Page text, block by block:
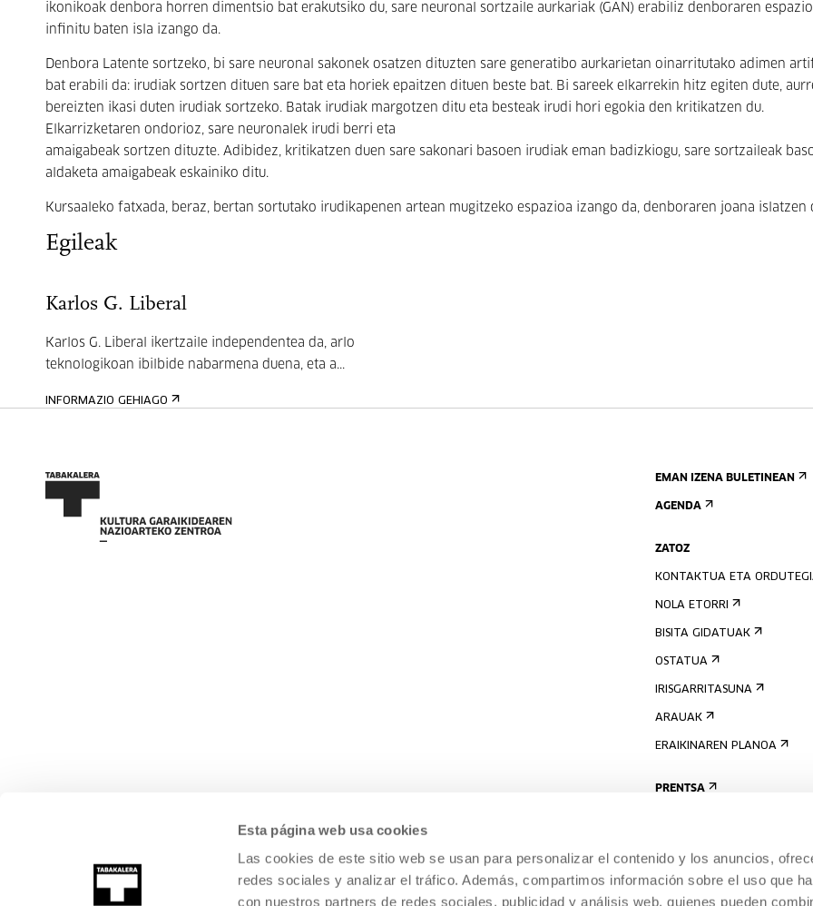
Esta página web usa cookies
Las cookies de este sitio web se usan para personalizar el contenido y los anuncios,
redes sociales y analizar el tráfico. Además, compartimos información sobre el uso que
con nuestros partners de redes sociales, publicidad y análisis web, quienes pueden
ikonikoak denbora horren dimentsio bat erakutsiko du, sare neuronal sortzaile aurkariak (GAN) erabiliz denboraren espazio
infinitu baten isla izango da.
Denbora Latente sortzeko, bi sare neuronal sakonek osatzen dituzten sare generatibo aurkarietan oinarritutako adimen
bat erabili da: irudiak sortzen dituen sare bat eta horiek epaitzen dituen beste bat. Bi sareek elkarrekin hitz egiten dute,
bereizten ikasi duten irudiak sortzeko. Batak irudiak margotzen ditu eta besteak irudi hori egokia den kritikatzen du.
Elkarrizketaren ondorioz, sare neuronalek irudi berri eta
amaigabeak sortzen dituzte. Adibidez, kritikatzen duen sare sakonari basoen irudiak eman badizkiogu, sare sortzaileak
aldaketa amaigabeak eskainiko ditu.
Kursaaleko fatxada, beraz, bertan sortutako irudikapenen artean mugitzeko espazioa izango da, denboraren joana islatzen
Egileak
Karlos G. Liberal
Karlos G. Liberal ikertzaile independentea da, arlo
teknologikoan ibilbide nabarmena duena, eta a...
INFORMAZIO GEHIAGO
EMAN IZENA BULETINEAN
AGENDA
ZATOZ
KONTAKTUA ETA
NOLA ETORRI
BISITA GIDATUAK
OSTATUA
IRISGARRITASUNA
ARAUAK
ERAIKINAREN PLANOA
PRENTSA